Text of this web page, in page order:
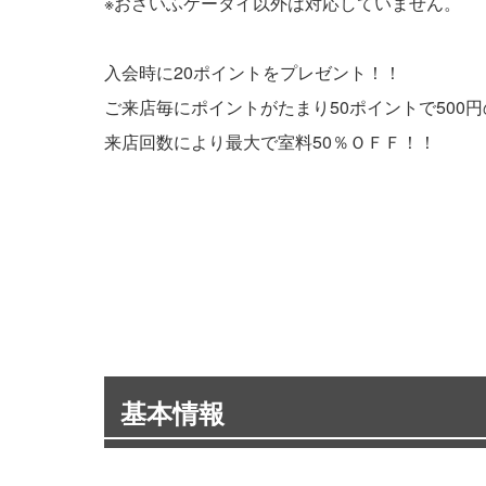
入会時に20ポイントをプレゼント！！
ご来店毎にポイントがたまり50ポイントで500円
来店回数により最大で室料50％ＯＦＦ！！
基本情報